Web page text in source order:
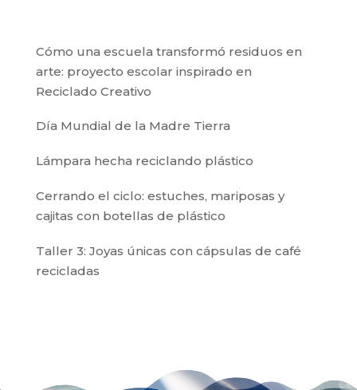
Cómo una escuela transformó residuos en
arte: proyecto escolar inspirado en
Reciclado Creativo
Día Mundial de la Madre Tierra
Lámpara hecha reciclando plástico
Cerrando el ciclo: estuches, mariposas y
cajitas con botellas de plástico
Taller 3: Joyas únicas con cápsulas de café
recicladas